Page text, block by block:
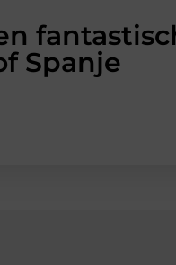
Spanje